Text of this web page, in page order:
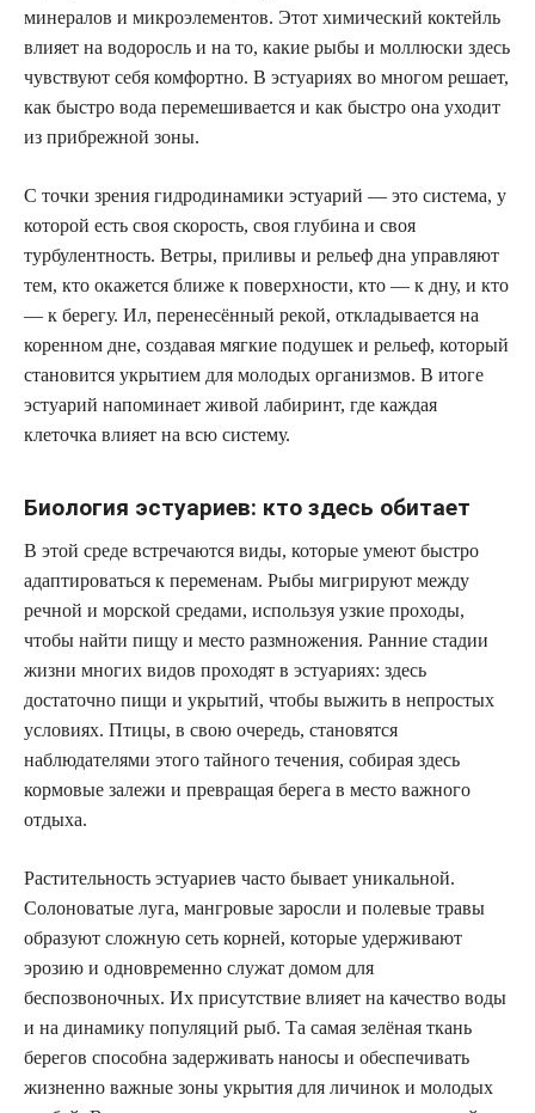
минералов и микроэлементов. Этот химический коктейль
влияет на водоросль и на то, какие рыбы и моллюски здесь
чувствуют себя комфортно. В эстуариях во многом решает,
как быстро вода перемешивается и как быстро она уходит
из прибрежной зоны.
С точки зрения гидродинамики эстуарий — это система, у
которой есть своя скорость, своя глубина и своя
турбулентность. Ветры, приливы и рельеф дна управляют
тем, кто окажется ближе к поверхности, кто — к дну, и кто
— к берегу. Ил, перенесённый рекой, откладывается на
коренном дне, создавая мягкие подушек и рельеф, который
становится укрытием для молодых организмов. В итоге
эстуарий напоминает живой лабиринт, где каждая
клеточка влияет на всю систему.
Биология эстуариев: кто здесь обитает
В этой среде встречаются виды, которые умеют быстро
адаптироваться к переменам. Рыбы мигрируют между
речной и морской средами, используя узкие проходы,
чтобы найти пищу и место размножения. Ранние стадии
жизни многих видов проходят в эстуариях: здесь
достаточно пищи и укрытий, чтобы выжить в непростых
условиях. Птицы, в свою очередь, становятся
наблюдателями этого тайного течения, собирая здесь
кормовые залежи и превращая берега в место важного
отдыха.
Растительность эстуариев часто бывает уникальной.
Солоноватые луга, мангровые заросли и полевые травы
образуют сложную сеть корней, которые удерживают
эрозию и одновременно служат домом для
беспозвоночных. Их присутствие влияет на качество воды
и на динамику популяций рыб. Та самая зелёная ткань
берегов способна задерживать наносы и обеспечивать
жизненно важные зоны укрытия для личинок и молодых